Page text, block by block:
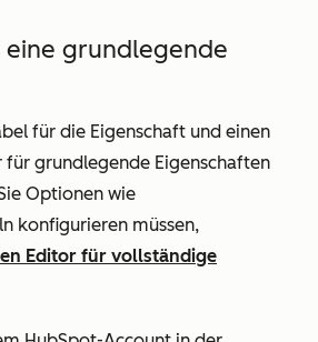
eine grundlegende
für die Eigenschaft und einen
grundlegende Eigenschaften
Optionen wie
konfigurieren müssen,
Editor für vollständige